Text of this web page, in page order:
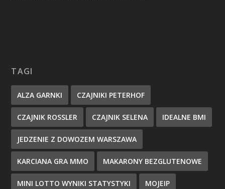
TAGI
ALZA GARNKI CZAJNIKI PETERHOF
CZAJNIK ROSSLER CZAJNIK SELENA IDEALNE BMI
JEDZENIE Z DOWOZEM WARSZAWA
KARCIANA GRA MMO MAKARONY BEZGLUTENOWE
MINI LOTTO WYNIKI STATYSTYKI MOJEIP